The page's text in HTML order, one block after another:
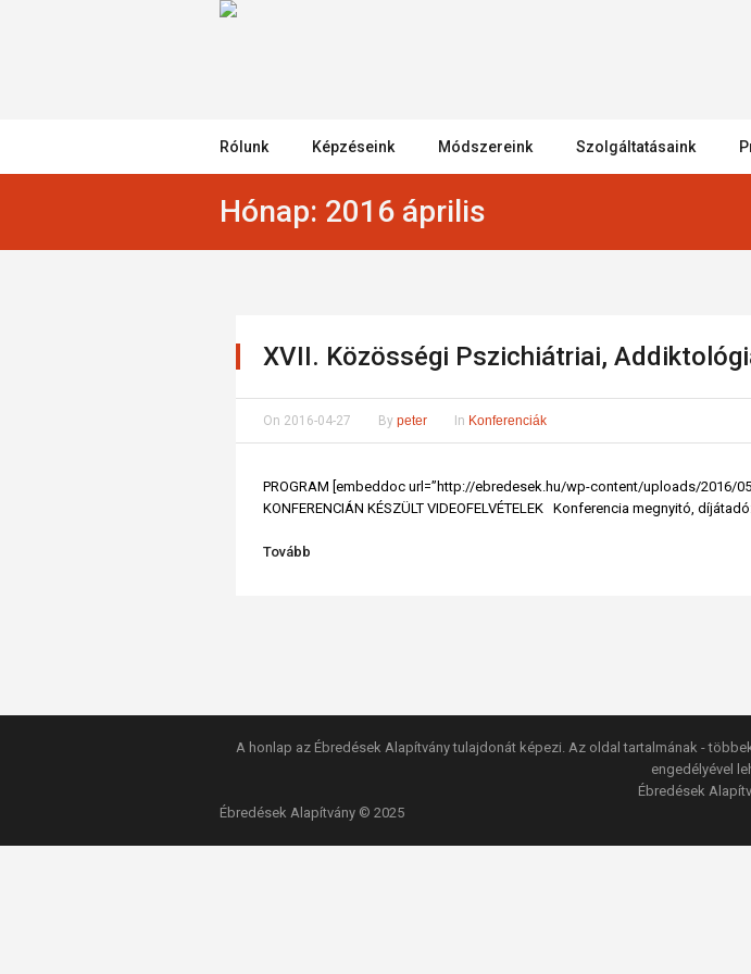
Rólunk Képzéseink Módszereink Szolgáltatásaink
Hónap: 2016 április
XVII. Közösségi Pszichiátriai,
On 2016-04-27 By peter In Konferenciák
PROGRAM [embeddoc url=”http://ebredesek.hu/wp-content/uploads/2016/
KONFERENCIÁN KÉSZÜLT VIDEOFELVÉTELEK Konferencia megnyitó,
Tovább
A honlap az Ébredések Alapítvány tulajdonát képezi. Az oldal tartalmának -
engedélyével
Ébredések
Ébredések Alapítvány © 2025